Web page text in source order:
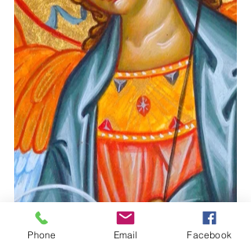
Phone Email Facebook